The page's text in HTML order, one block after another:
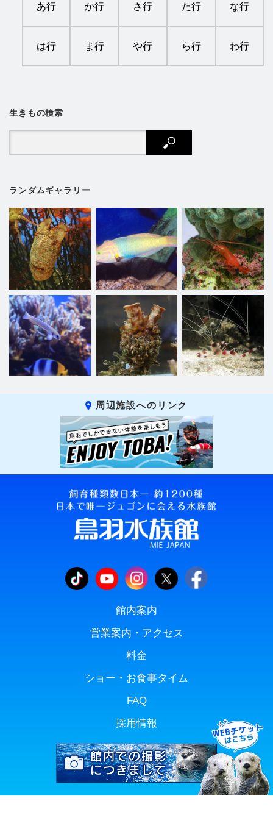
あ行 か行 さ行 た行 な行
は行 ま行 や行 ら行 わ行
生きもの検索
ランダムギャラリー
周辺施設へのリンク
館内案内
営業案内・アクセス
料金
ショー・お食事タイム
FAQ
採用情報